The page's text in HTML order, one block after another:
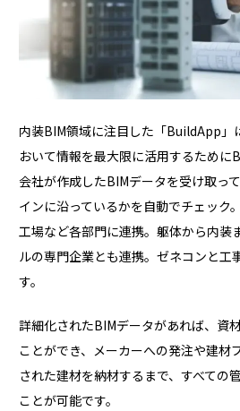
内装BIM領域に注目した「BuildApp」
おいて情報を最大限に活用するために
会社が作成したBIMデータを受け取っ
インに沿っているかを自動でチェック
工場など各部門に連携。躯体から内装
ルの専門企業とも連携。ゼネコンと工
す。
詳細化されたBIMデータがあれば、資
ことができ、メーカーへの発注や建材
された建材を納材するまで、すべての
ことが可能です。